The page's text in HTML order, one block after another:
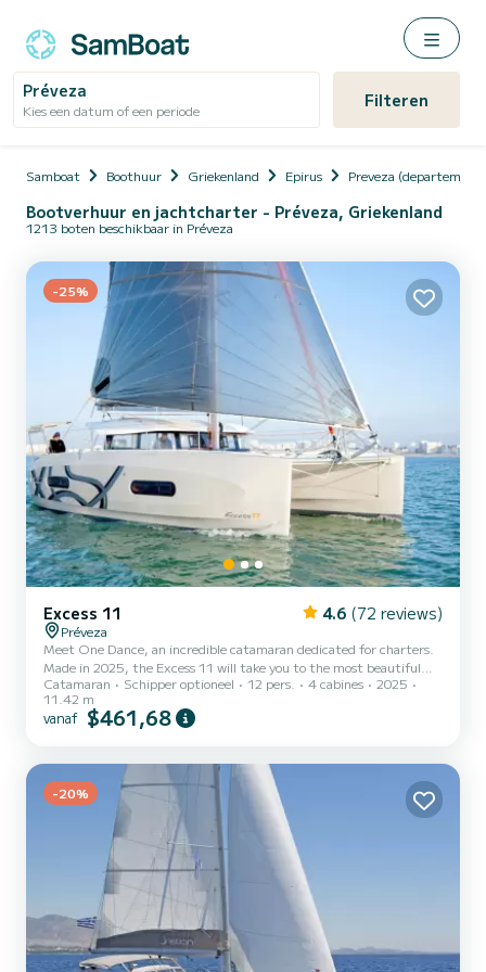
Préveza
Kies een datum of een periode Filteren
Samboat Boothuur Griekenland Epirus Preveza (departement)
Bootverhuur en jachtcharter - Préveza, Griekenland
1213 boten beschikbaar in Préveza
-25%
Excess 11 4.6 (72 reviews)
Préveza
Meet One Dance, an incredible catamaran dedicated for charters.
Made in 2025, the Excess 11 will take you to the most beautiful
anchorages in Préveza. The boat has 4 cabins with total comfort
and a capacity of 10 passengers. With a total length of 11 meters
and 58 horsepower, it will be your best friend when spending
Catamaran Schipper optioneel 12 pers. 4 cabines
2025
11.42 m
vanaf $461,68
-20%